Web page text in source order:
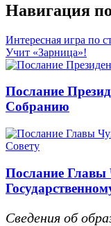
Навигация
Интересная игра по
Учит «Зарница»!
Послание
Собранию
Послание Главы
Сведения об